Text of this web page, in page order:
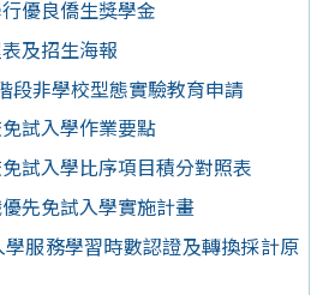
優良僑生獎學金
及招生海報
段非學校型態實驗教育申請
試入學作業要點
試入學比序項目積分對照表
先免試入學實施計畫
服務學習時數認證及轉換採計原